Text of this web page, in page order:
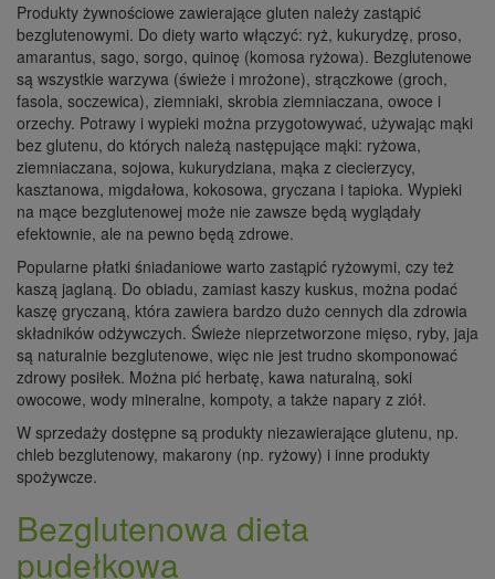
Produkty żywnościowe zawierające gluten należy zastąpić
bezglutenowymi. Do diety warto włączyć: ryż, kukurydzę, proso,
amarantus, sago, sorgo, quinoę (komosa ryżowa). Bezglutenowe
są wszystkie warzywa (świeże i mrożone), strączkowe (groch,
fasola, soczewica), ziemniaki, skrobia ziemniaczana, owoce i
orzechy. Potrawy i wypieki można przygotowywać, używając mąki
bez glutenu, do których należą następujące mąki: ryżowa,
ziemniaczana, sojowa, kukurydziana, mąka z ciecierzycy,
kasztanowa, migdałowa, kokosowa, gryczana i tapioka. Wypieki
na mące bezglutenowej może nie zawsze będą wyglądały
efektownie, ale na pewno będą zdrowe.
Popularne płatki śniadaniowe warto zastąpić ryżowymi, czy też
kaszą jaglaną. Do obiadu, zamiast kaszy kuskus, można podać
kaszę gryczaną, która zawiera bardzo dużo cennych dla zdrowia
składników odżywczych. Świeże nieprzetworzone mięso, ryby, jaja
są naturalnie bezglutenowe, więc nie jest trudno skomponować
zdrowy posiłek. Można pić herbatę, kawa naturalną, soki
owocowe, wody mineralne, kompoty, a także napary z ziół.
W sprzedaży dostępne są produkty niezawierające glutenu, np.
chleb bezglutenowy, makarony (np. ryżowy) i inne produkty
spożywcze.
Bezglutenowa dieta
pudełkowa